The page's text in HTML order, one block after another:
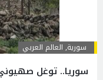
سورية, العالم العربي
سوريا.. توغل